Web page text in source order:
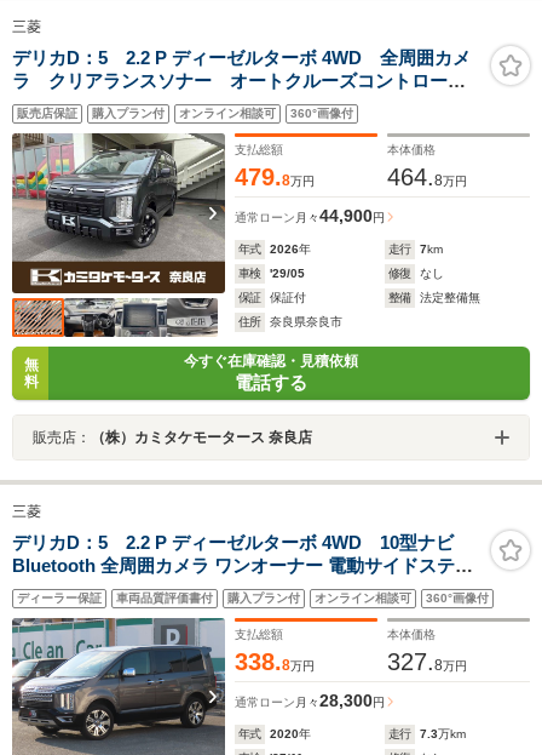
三菱
デリカD：5 2.2 P ディーゼルターボ 4WD 全周囲カメ
ラ クリアランスソナー オートクルーズコントロー
ル 衝突被害軽減システム 両側電動スライドドア 電
動リアゲート アイドリングストップ 電動格納ミラ
ー 電子パーキング オートホールド
販売店保証 購入プラン付 オンライン相談可 360°画像付
支払総額
479.8万円
本体価格
464.8万円
通常ローン 月々44,900円
年式 2026年 走行 7km
車検
'29/05 修復
なし
保証
保証付 整備
法定整備無
住所
奈良県奈良市
無
料
今すぐ在庫確認・見積依頼
電話する
販売店： （株）カミタケモータース 奈良店
三菱
デリカD：5 2.2 P ディーゼルターボ 4WD 10型ナビ
Bluetooth 全周囲カメラ ワンオーナー 電動サイドステッ
プ 10インチフリップダウンモニター エンジンフードエン
ブレム パドルシフト プッシュスタート ETC2.0 テールゲ
ートスポイラー ステアリングヒーター
ディーラー保証 車両品質評価書付 購入プラン付 オンライン相談可 360°画像付
支払総額
338.8万円
本体価格
327.8万円
通常ローン 月々28,300円
年式 2020年 走行 7.3万km